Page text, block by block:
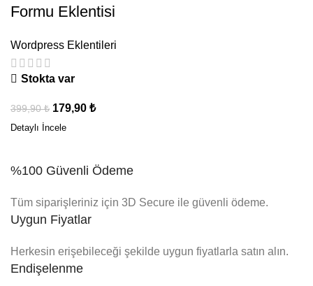
Formu Eklentisi
Wordpress Eklentileri
Stokta var
399,90₺ 179,90 ₺
%100 Güvenli Ödeme
Tüm siparişleriniz için 3D Secure ile güvenli ödeme.
Uygun Fiyatlar
Herkesin erişebileceği şekilde uygun fiyatlarla satın alın.
Endişelenme